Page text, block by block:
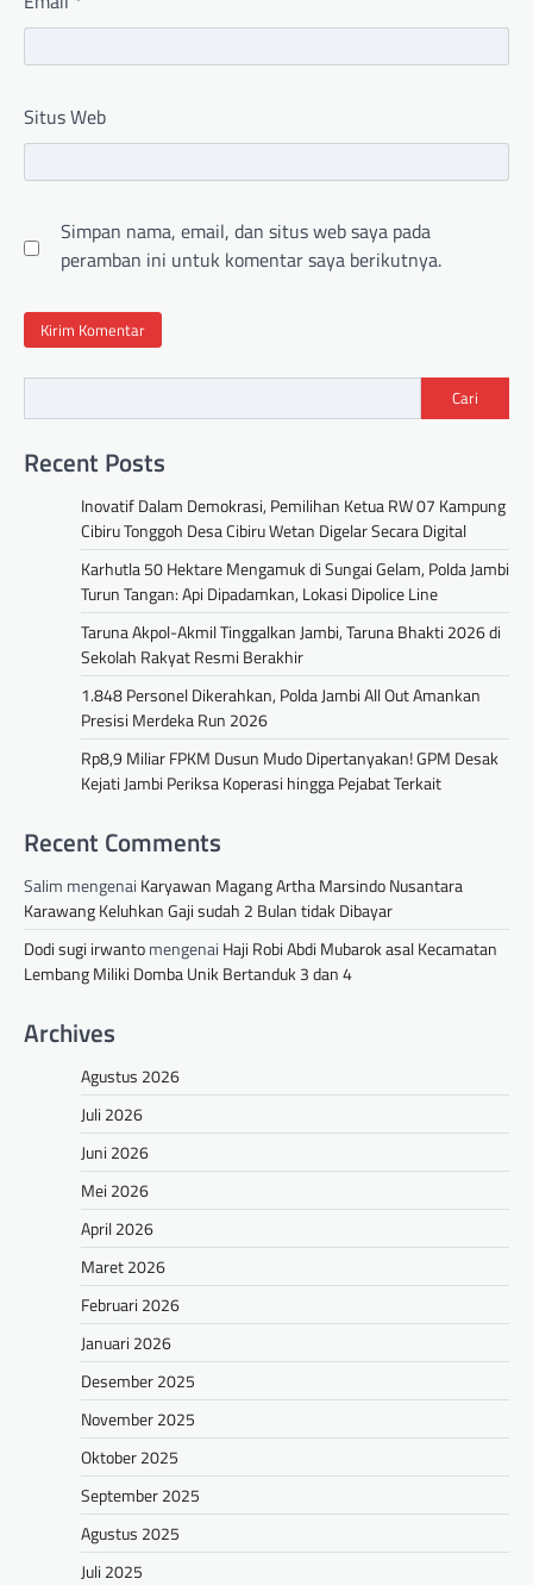
Situs Web
Simpan nama, email, dan situs web saya pada
peramban ini untuk komentar saya berikutnya.
Cari
Recent Posts
Inovatif Dalam Demokrasi, Pemilihan Ketua RW 07 Kampung
Cibiru Tonggoh Desa Cibiru Wetan Digelar Secara Digital
Karhutla 50 Hektare Mengamuk di Sungai Gelam, Polda Jambi
Turun Tangan: Api Dipadamkan, Lokasi Dipolice Line
Taruna Akpol-Akmil Tinggalkan Jambi, Taruna Bhakti 2026 di
Sekolah Rakyat Resmi Berakhir
1.848 Personel Dikerahkan, Polda Jambi All Out Amankan
Presisi Merdeka Run 2026
Rp8,9 Miliar FPKM Dusun Mudo Dipertanyakan! GPM Desak
Kejati Jambi Periksa Koperasi hingga Pejabat Terkait
Recent Comments
Salim mengenai Karyawan Magang Artha Marsindo Nusantara
Karawang Keluhkan Gaji sudah 2 Bulan tidak Dibayar
Dodi sugi irwantomengenai Haji Robi Abdi Mubarok asal Kecamatan
Lembang Miliki Domba Unik Bertanduk 3 dan 4
Archives
Agustus 2026
Juli 2026
Juni 2026
Mei 2026
April 2026
Maret 2026
Februari 2026
Januari 2026
Desember 2025
November 2025
Oktober 2025
September 2025
Agustus 2025
Juli 2025